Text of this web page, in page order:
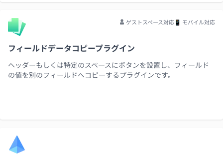
ゲストスペース対応📱 モバイル対応
フィールドデータコピープラグイン
ヘッダーもしくは特定のスペースにボタンを設置し、フィールド
の値を別のフィールドへコピーするプラグインです。